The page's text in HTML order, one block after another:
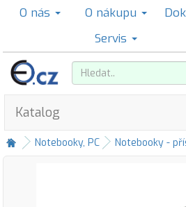
O nás O nákupu
Servis
Katalog
Notebooky, PC Notebooky -